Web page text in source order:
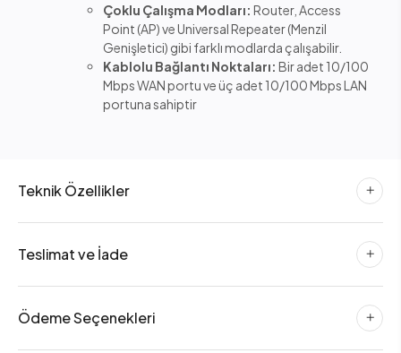
Çoklu Çalışma Modları: Router, Access
Point (AP) ve Universal Repeater (Menzil
Genişletici) gibi farklı modlarda çalışabilir.
Kablolu Bağlantı Noktaları: Bir adet 10/100
Mbps WAN portu ve üç adet 10/100 Mbps LAN
portuna sahiptir
Teknik Özellikler
Teslimat ve İade
Ödeme Seçenekleri